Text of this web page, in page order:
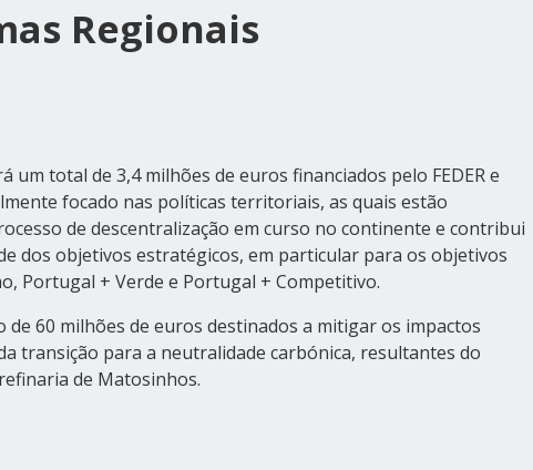
Regionais
um total de 3,4 milhões de euros financiados pelo FEDER e
focado nas políticas territoriais, as quais estão
de descentralização em curso no continente e contribui
dos objetivos estratégicos, em particular para os objetivos
Portugal + Verde e Portugal + Competitivo.
de 60 milhões de euros destinados a mitigar os impactos
transição para a neutralidade carbónica, resultantes do
de Matosinhos.